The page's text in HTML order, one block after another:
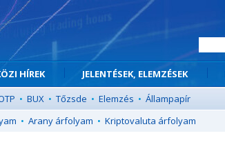
HÍREK JELENTÉSEK, ELEMZÉSEK
• BUX • Tőzsde • Elemzés • Állampapír
• Arany árfolyam • Kriptovaluta árfolyam